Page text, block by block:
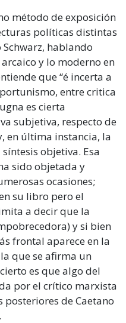
método de exposición
políticas distintas
hablando
y lo moderno en
que “é incerta a
entre critica
es cierta
subjetiva, respecto de
en última instancia, la
objetiva. Esa
sido objetada y
ocasiones;
su libro pero el
a decir que la
y si bien
frontal aparece en la
la que se afirma un
es que algo del
por el crítico marxista
posteriores de Caetano